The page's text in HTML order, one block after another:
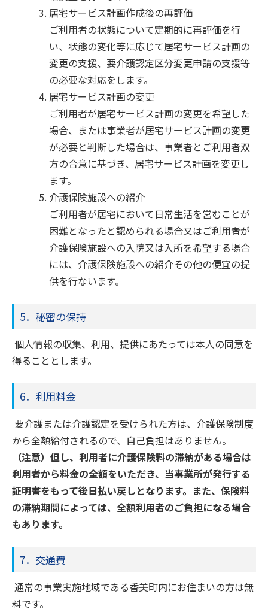
居宅サービス計画作成後の再評価
ご利用者の状態について定期的に再評価を行
い、状態の変化等に応じて居宅サービス計画の
変更の支援、要介護認定区分変更申請の支援等
の必要な対応をします。
居宅サービス計画の変更
ご利用者が居宅サービス計画の変更を希望した
場合、または事業者が居宅サービス計画の変更
が必要と判断した場合は、事業者とご利用者双
方の合意に基づき、居宅サービス計画を変更し
ます。
介護保険施設への紹介
ご利用者が居宅において日常生活を営むことが
困難となったと認められる場合又はご利用者が
介護保険施設への入院又は入所を希望する場合
には、介護保険施設への紹介その他の便宜の提
供を行ないます。
5．秘密の保持
個人情報の収集、利用、提供にあたっては本人の同意を
得ることとします。
6．利用料金
要介護または介護認定を受けられた方は、介護保険制度
から全額給付されるので、自己負担はありません。
（注意）但し、利用者に介護保険料の滞納がある場合は
利用者から料金の全額をいただき、当事業所が発行する
証明書をもって後日払い戻しとなります。また、保険料
の滞納期間によっては、全額利用者のご負担になる場合
もあります。
7．交通費
通常の事業実施地域である香美町内にお住まいの方は無
料です。